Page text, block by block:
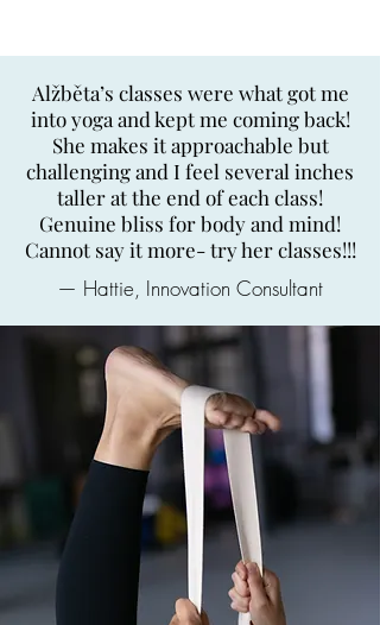
Alžběta’s classes were what got me
into yoga and kept me coming back!
She makes it approachable but
challenging and I feel several inches
taller at the end of each class!
Genuine bliss for body and mind!
Cannot say it more- try her classes!!!
— Hattie, Innovation Consultant